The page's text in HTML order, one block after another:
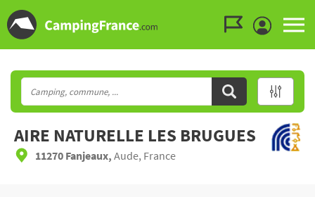
AIRE NATURELLE LES BRUGUES
11270 Fanjeaux, Aude, France